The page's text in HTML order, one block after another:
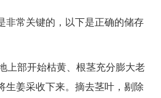
非常关键的，以下是正确的储存
上部开始枯黄、根茎充分膨大老
生姜采收下来。摘去茎叶，剔除